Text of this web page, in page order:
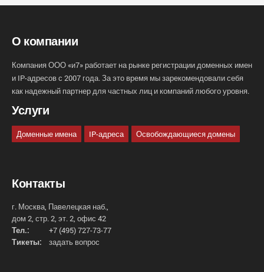
О компании
Компания ООО «и7» работает на рынке регистрации доменных имен
и IP-адресов с 2007 года. За это время мы зарекомендовали себя
как надежный партнер для частных лиц и компаний любого уровня.
Услуги
Доменные имена IP-адреса Освобождающиеся домены
Контакты
г. Москва, Павелецкая наб.,
дом 2, стр. 2, эт. 2, офис 42
Тел.:
+7 (495) 727-73-77
Тикеты:
задать вопрос